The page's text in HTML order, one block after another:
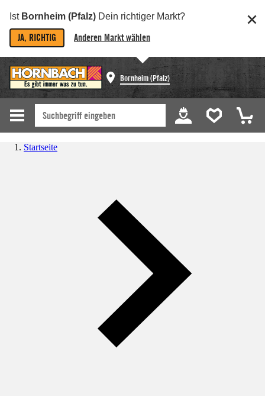
Ist Bornheim (Pfalz) Dein richtiger Markt?
JA, RICHTIG Anderen Markt wählen
Bornheim (Pfalz)
Startseite